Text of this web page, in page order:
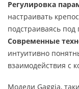
Регулировка
настраивать
подстраиваясь
Современные
интуитивно
взаимодействия с
Модели Gaggia,